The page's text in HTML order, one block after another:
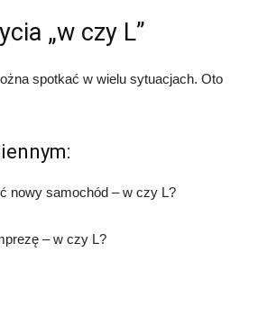
„w czy L”
spotkać w wielu sytuacjach. Oto
nowy samochód – w czy L?
– w czy L?